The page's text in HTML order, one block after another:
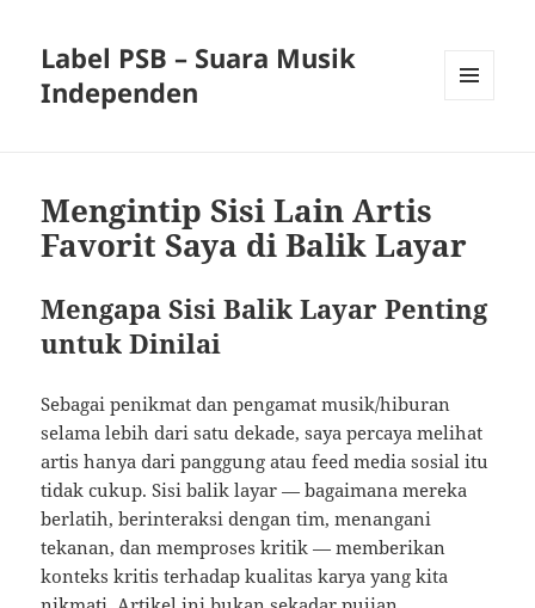
Label PSB – Suara Musik
Independen
Mengintip Sisi Lain Artis
Favorit Saya di Balik Layar
Mengapa Sisi Balik Layar Penting
untuk Dinilai
Sebagai penikmat dan pengamat musik/hiburan
selama lebih dari satu dekade, saya percaya melihat
artis hanya dari panggung atau feed media sosial itu
tidak cukup. Sisi balik layar — bagaimana mereka
berlatih, berinteraksi dengan tim, menangani
tekanan, dan memproses kritik — memberikan
konteks kritis terhadap kualitas karya yang kita